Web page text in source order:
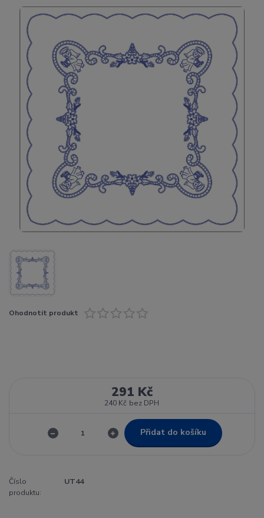
Ohodnotit produkt
291 Kč
240 Kč bez DPH
Přidat do košíku
Číslo
produktu:
UT44